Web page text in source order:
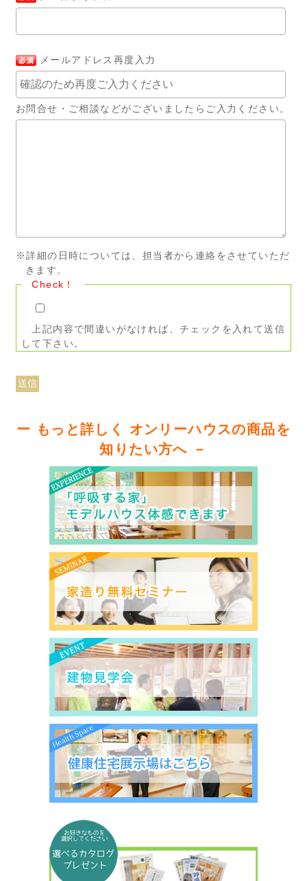
メールアドレス再度入力
お問合せ・ご相談などがございましたらご入力ください。
※詳細の日時については、担当者から連絡をさせていただ
きます。
Check！
上記内容で間違いがなければ、チェックを入れて送信
して下さい。
ー もっと詳しく オンリーハウスの商品を
知りたい方へ －